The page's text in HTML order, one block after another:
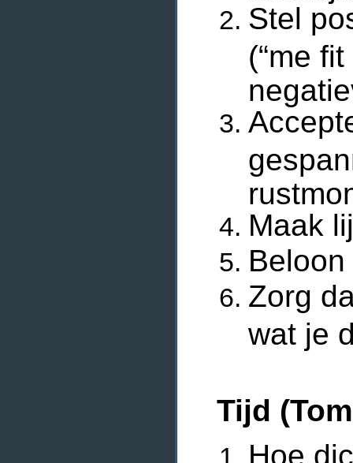
Stel
(“me
Maak
Zorg
wat je
Tijd
Hoe